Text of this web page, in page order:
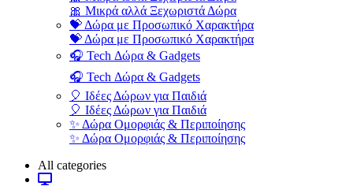
🎀 Μικρά αλλά Ξεχωριστά Δώρα
💝 Δώρα με Προσωπικό Χαρακτήρα
💝 Δώρα με Προσωπικό Χαρακτήρα
🎧 Tech Δώρα & Gadgets
🎧 Tech Δώρα & Gadgets
🎈 Ιδέες Δώρων για Παιδιά
🎈 Ιδέες Δώρων για Παιδιά
✨ Δώρα Ομορφιάς & Περιποίησης
✨ Δώρα Ομορφιάς & Περιποίησης
All categories